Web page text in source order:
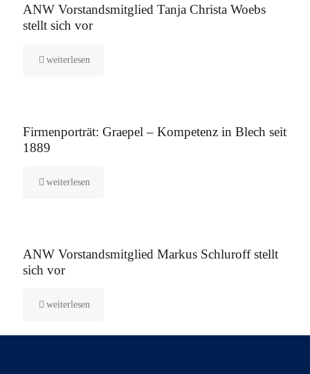
ANW Vorstandsmitglied Tanja Christa Woebs
stellt sich vor
weiterlesen
Firmenporträt: Graepel – Kompetenz in Blech seit
1889
weiterlesen
ANW Vorstandsmitglied Markus Schluroff stellt
sich vor
weiterlesen